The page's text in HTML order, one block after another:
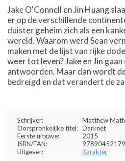
Jake O'Connell en Jin Huang
er op de verschillende
duister geheim zich als een
wereld. Waarom werd Sean
maken met de lijst van rijke
weer tot leven? Jake en Jin
antwoorden. Maar dan wordt
bedreigd en dat verandert de
Schrijver:
Matthew
Oorspronkelijke titel: Darknet
Eerste uitgave:
2015
ISBN/EAN:
Uitgever:
Karakter